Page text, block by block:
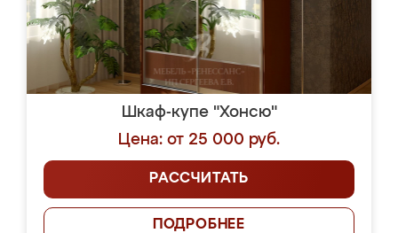
Шкаф-купе "Хонсю"
Цена: от 25 000 руб.
РАССЧИТАТЬ
ПОДРОБНЕЕ